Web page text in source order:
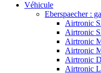
Véhicule
Eberspaecher :
Airtronic
Airtronic
Airtronic
Airtronic
Airtronic
Airtronic